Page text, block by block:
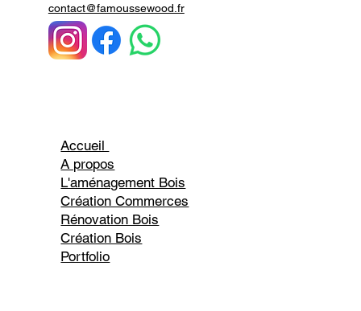
contact@famoussewood.fr
Accueil
A propos
L'aménagement Bois
Création Commerces
Rénovation Bois
Création Bois
Portfolio